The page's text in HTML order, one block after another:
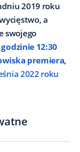
2019 roku
a
swojego
12:30
premiera,
2022 roku